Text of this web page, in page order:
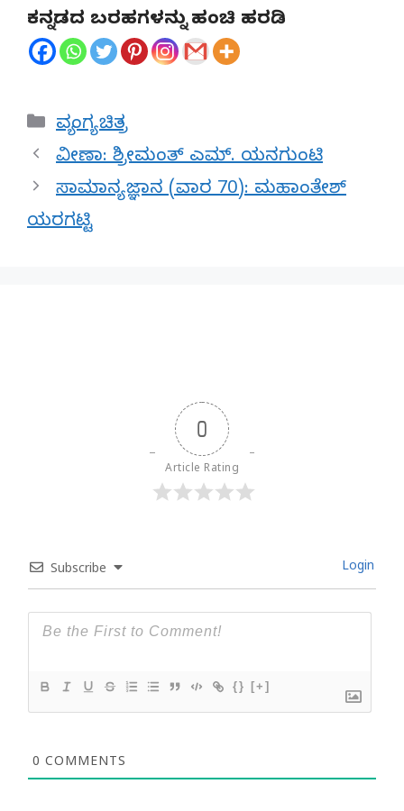
ಕನ್ನಡದ ಬರಹಗಳನ್ನು ಹಂಚಿ ಹರಡಿ
Categories
ವ್ಯಂಗ್ಯ ಚಿತ್ರ
ವೀಣಾ: ಶ್ರೀಮಂತ್ ಎಮ್. ಯನಗುಂಟಿ
ಸಾಮಾನ್ಯ ಜ್ಞಾನ (ವಾರ 70): ಮಹಾಂತೇಶ್
ಯರಗಟ್ಟಿ
0
Article Rating
Subscribe Login
{} [+]
0 COMMENTS